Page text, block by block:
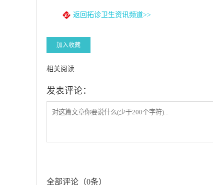
返回拓诊卫生资讯频道>>
加入收藏
相关阅读
发表评论：
全部评论（0条）